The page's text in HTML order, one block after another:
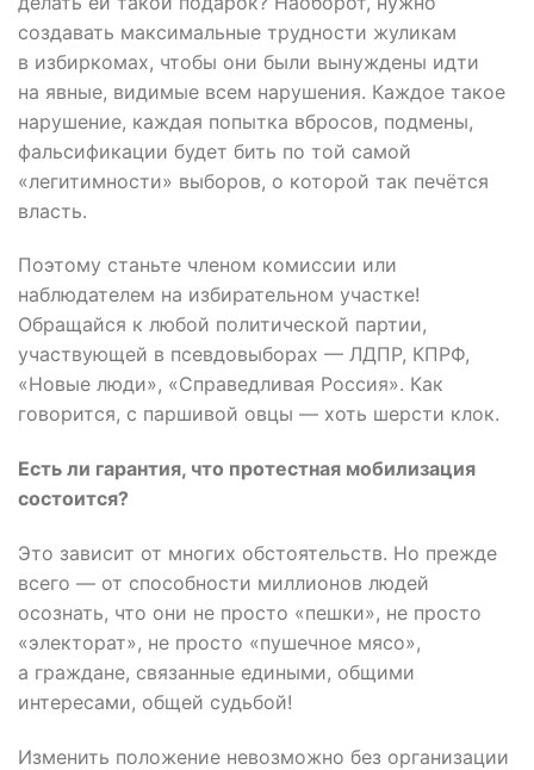
создавать максимальные трудности жуликам
в избиркомах, чтобы они были вынуждены идти
на явные, видимые всем нарушения. Каждое такое
нарушение, каждая попытка вбросов, подмены,
фальсификации будет бить по той самой
«легитимности» выборов, о которой так печётся
власть.
Поэтому станьте членом комиссии или
наблюдателем на избирательном участке!
Обращайся к любой политической партии,
участвующей в псевдовыборах — ЛДПР, КПРФ,
«Новые люди», «Справедливая Россия». Как
говорится, с паршивой овцы — хоть шерсти клок.
Есть ли гарантия, что протестная мобилизация
состоится?
Это зависит от многих обстоятельств. Но прежде
всего — от способности миллионов людей
осознать, что они не просто «пешки», не просто
«электорат», не просто «пушечное мясо»,
а граждане, связанные едиными, общими
интересами, общей судьбой!
Изменить положение невозможно без организации